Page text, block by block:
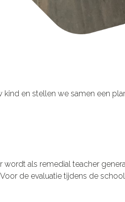
en stellen we samen een
als remedial teacher
de evaluatie tijdens de